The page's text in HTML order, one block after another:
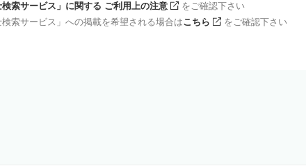
検索サービス」に関する ご利用上の注意
をご確認下さい
検索サービス」への掲載を希望される場合はこちら をご確認下さい